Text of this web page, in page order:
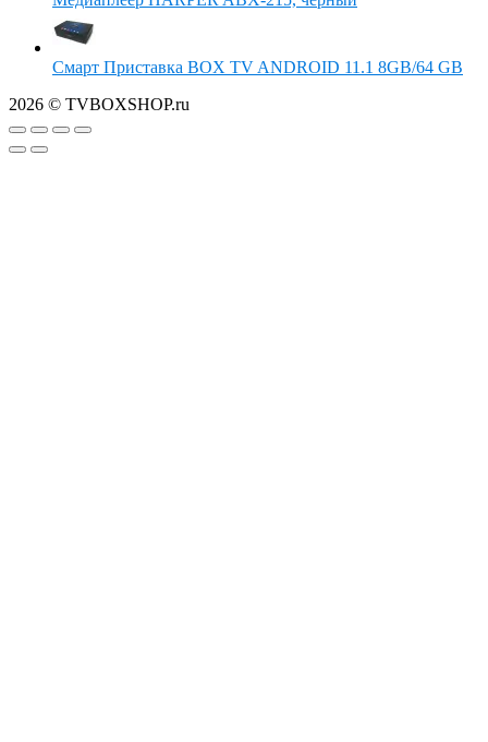
Смарт Приставка BOX TV ANDROID 11.1 8GB/64 GB
2026 © TVBOXSHOP.ru